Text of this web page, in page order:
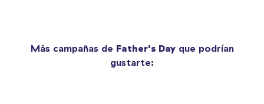
Más campañas de Father's Dayque podrían
gustarte: